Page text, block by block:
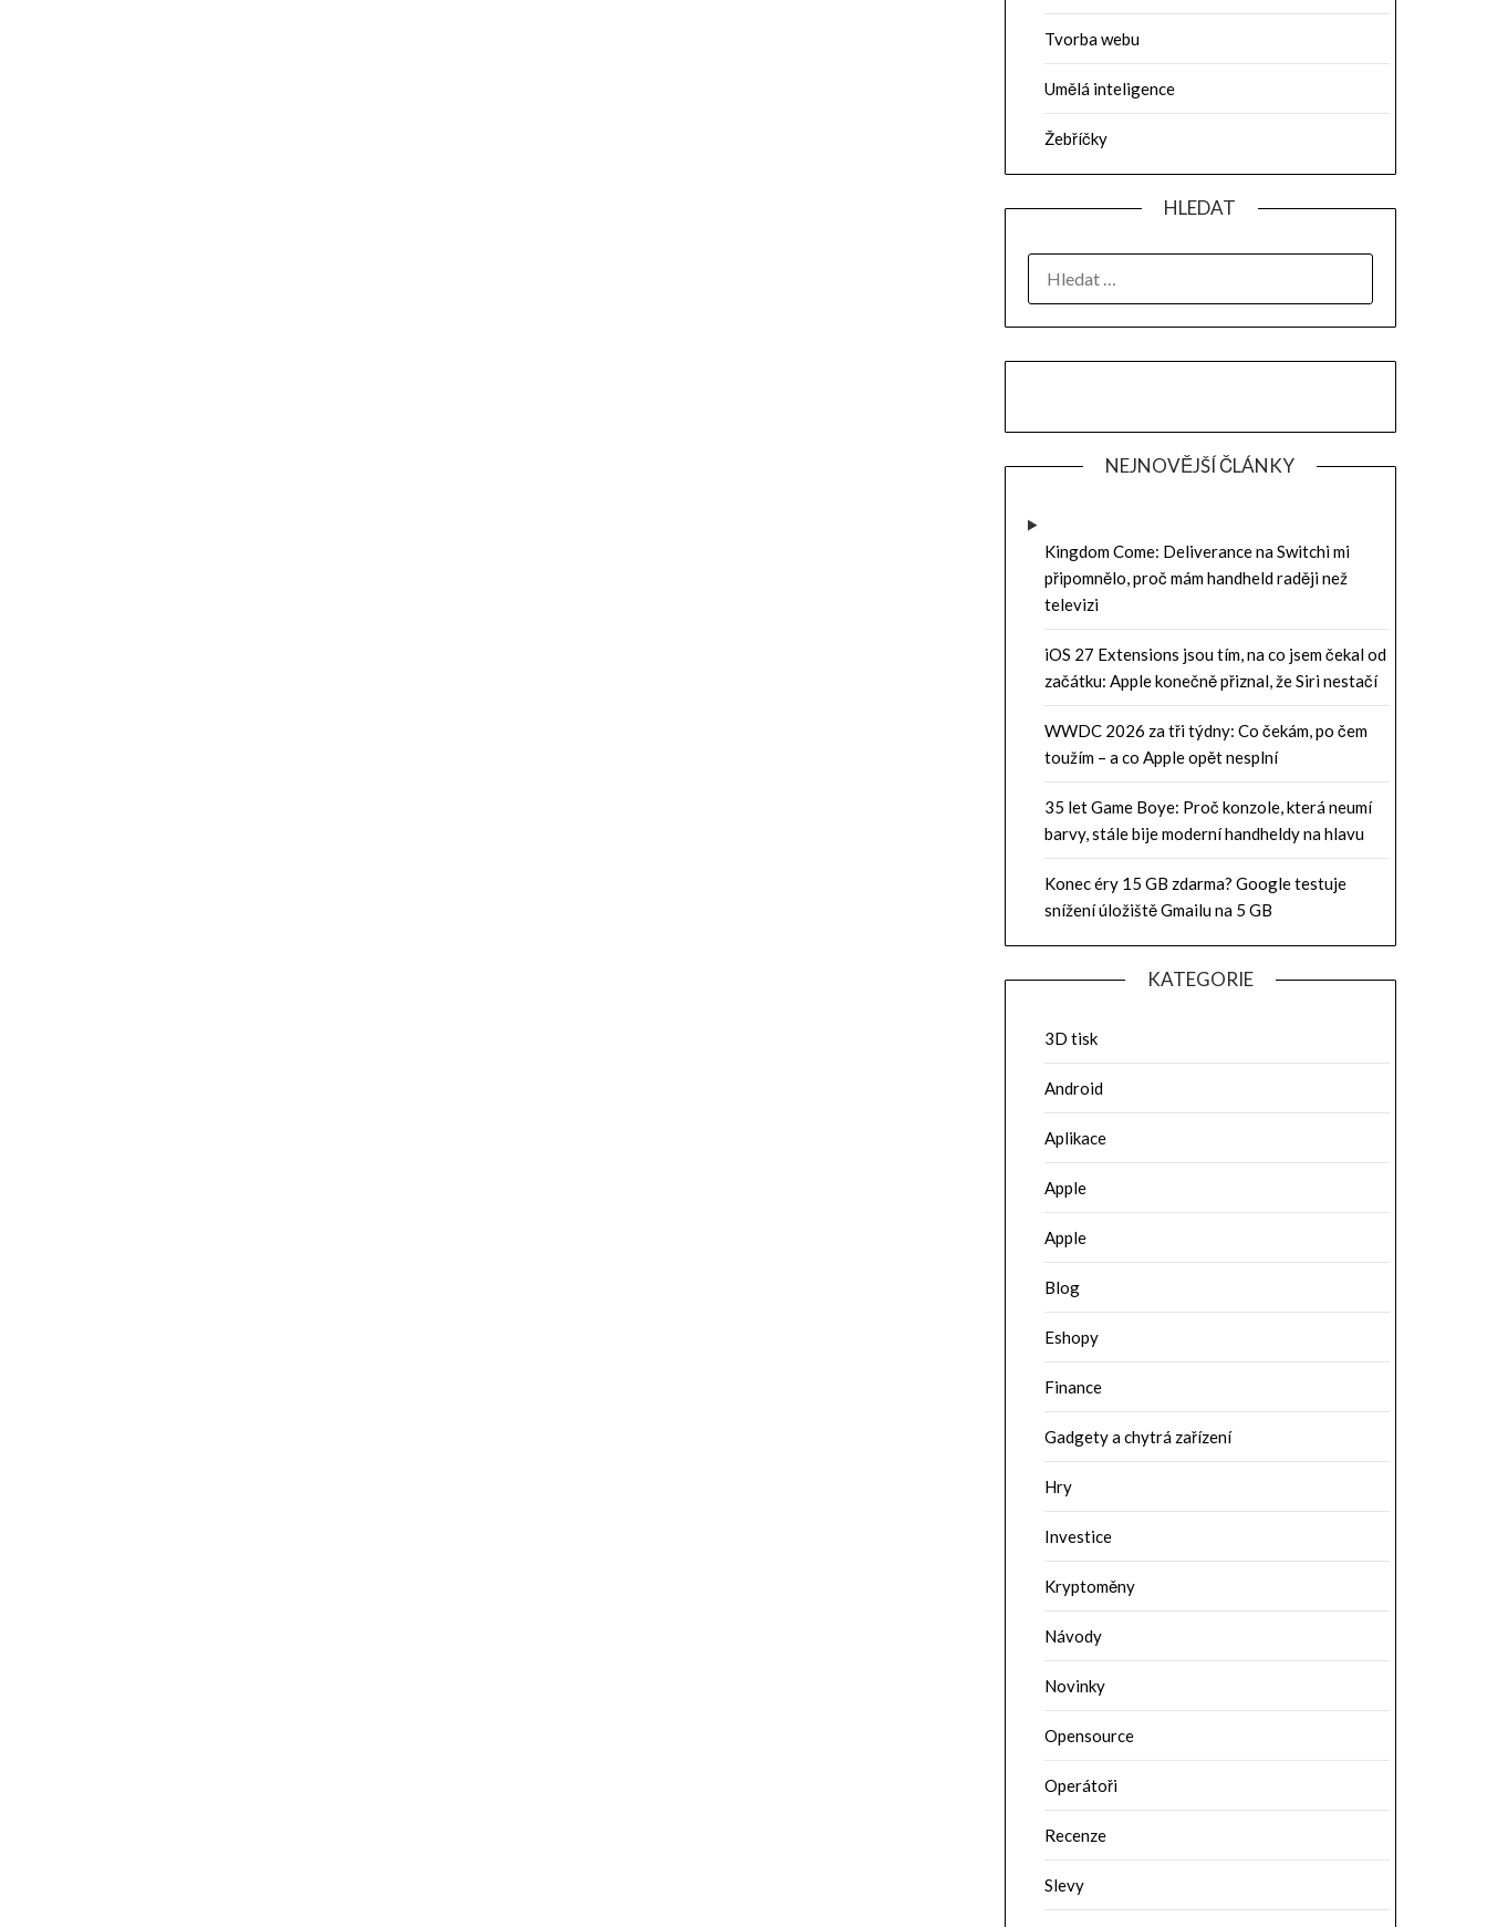
Tvorba webu
Umělá inteligence
Žebříčky
HLEDAT
NEJNOVĚJŠÍ ČLÁNKY
Kingdom Come: Deliverance na Switchi mi
připomnělo, proč mám handheld raději než
televizi
iOS 27 Extensions jsou tím, na co jsem čekal od
začátku: Apple konečně přiznal, že Siri nestačí
WWDC 2026 za tři týdny: Co čekám, po čem
toužím – a co Apple opět nesplní
35 let Game Boye: Proč konzole, která neumí
barvy, stále bije moderní handheldy na hlavu
Konec éry 15 GB zdarma? Google testuje
snížení úložiště Gmailu na 5 GB
KATEGORIE
3D tisk
Android
Aplikace
Apple
Apple
Blog
Eshopy
Finance
Gadgety a chytrá zařízení
Hry
Investice
Kryptoměny
Návody
Novinky
Opensource
Operátoři
Recenze
Slevy